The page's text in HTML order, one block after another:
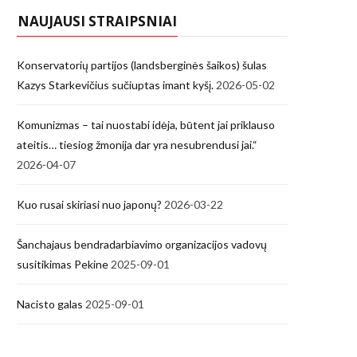
NAUJAUSI STRAIPSNIAI
Konservatorių partijos (landsberginės šaikos) šulas
Kazys Starkevičius sučiuptas imant kyšį. 2026-05-02
Komunizmas – tai nuostabi idėja, būtent jai priklauso
ateitis… tiesiog žmonija dar yra nesubrendusi jai.“
2026-04-07
Kuo rusai skiriasi nuo japonų? 2026-03-22
Šanchajaus bendradarbiavimo organizacijos vadovų
susitikimas Pekine 2025-09-01
Nacisto galas 2025-09-01